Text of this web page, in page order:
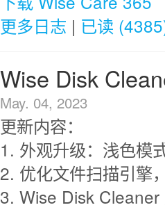
更多日志 | 已读
Wise Disk
May. 04, 2023
更新内容：
1. 外观升级：浅色模
2. 优化文件扫描引擎
3. Wise Disk Cleaner